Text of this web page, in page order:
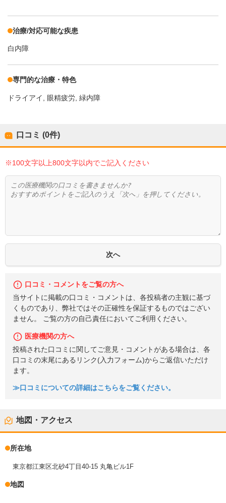
治療/対応可能な疾患
白内障
専門的な治療・特色
ドライアイ 眼精疲労 緑内障
口コミ (0件)
※100文字以上800文字以内でご記入ください
口コミ・コメントをご覧の方へ
当サイトに掲載の口コミ・コメントは、各投稿者の主観に基づ
くものであり、弊社ではその正確性を保証するものではござい
ません。 ご覧の方の自己責任においてご利用ください。
医療機関の方へ
投稿された口コミに関してご意見・コメントがある場合は、各
口コミの末尾にあるリンク(入力フォーム)からご返信いただけ
ます。
≫口コミについての詳細はこちらをご覧ください。
地図・アクセス
所在地
東京都江東区北砂4丁目40-15 丸亀ビル1F
地図